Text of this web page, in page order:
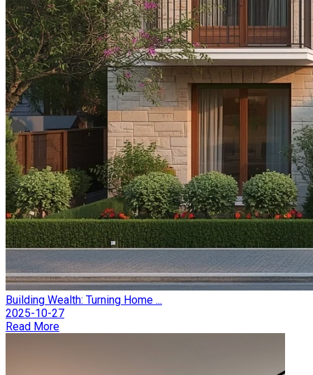
Building Wealth: Turning Home ...
2025-10-27
Read More